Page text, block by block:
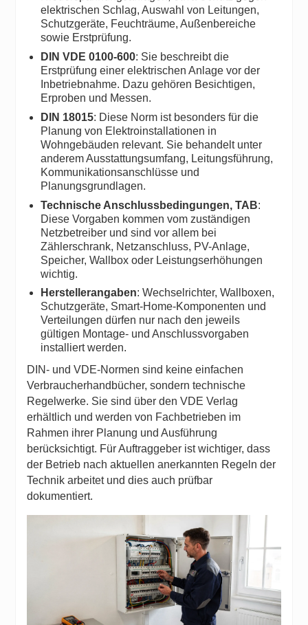
elektrischen Schlag, Auswahl von Leitungen,
Schutzgeräte, Feuchträume, Außenbereiche
sowie Erstprüfung.
DIN VDE 0100-600: Sie beschreibt die
Erstprüfung einer elektrischen Anlage vor der
Inbetriebnahme. Dazu gehören Besichtigen,
Erproben und Messen.
DIN 18015: Diese Norm ist besonders für die
Planung von Elektroinstallationen in
Wohngebäuden relevant. Sie behandelt unter
anderem Ausstattungsumfang, Leitungsführung,
Kommunikationsanschlüsse und
Planungsgrundlagen.
Technische Anschlussbedingungen, TAB:
Diese Vorgaben kommen vom zuständigen
Netzbetreiber und sind vor allem bei
Zählerschrank, Netzanschluss, PV-Anlage,
Speicher, Wallbox oder Leistungserhöhungen
wichtig.
Herstellerangaben: Wechselrichter, Wallboxen,
Schutzgeräte, Smart-Home-Komponenten und
Verteilungen dürfen nur nach den jeweils
gültigen Montage- und Anschlussvorgaben
installiert werden.
DIN- und VDE-Normen sind keine einfachen
Verbraucherhandbücher, sondern technische
Regelwerke. Sie sind über denVDE Verlag
erhältlich und werden von Fachbetrieben im
Rahmen ihrer Planung und Ausführung
berücksichtigt. Für Auftraggeber ist wichtiger, dass
der Betrieb nach aktuellen anerkannten Regeln der
Technik arbeitet und dies auch prüfbar
dokumentiert.